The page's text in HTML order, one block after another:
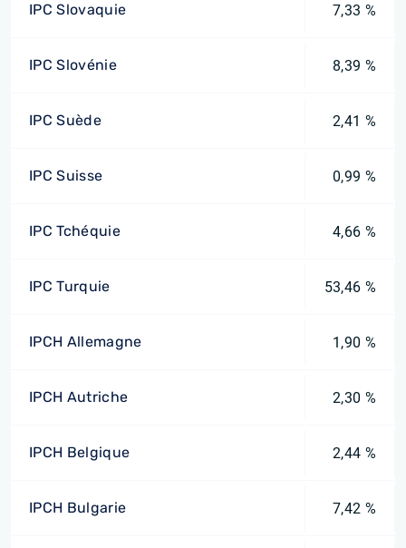
IPC Slovaquie 7,33 %
IPC Slovénie 8,39 %
IPC Suède 2,41 %
IPC Suisse 0,99 %
IPC Tchéquie 4,66 %
IPC Turquie 53,46 %
IPCH Allemagne 1,90 %
IPCH Autriche 2,30 %
IPCH Belgique 2,44 %
IPCH Bulgarie 7,42 %